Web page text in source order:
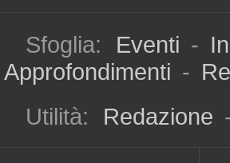
Sfoglia: Eventi -
Approfondimenti -
Utilità:
Redazione